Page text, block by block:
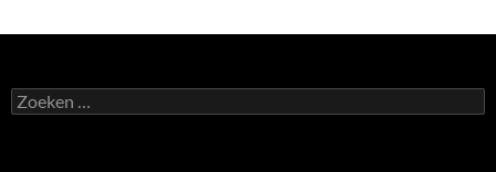
Zoeken
naar: